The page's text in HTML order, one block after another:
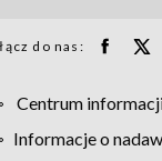
do nas:
Centrum
Informacje o